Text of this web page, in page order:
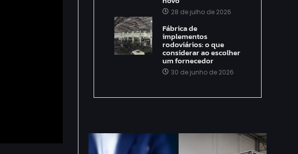
28 de julho de 2026
Fábrica de
implementos
rodoviários: o que
considerar ao escolher
um fornecedor
30 de junho de 2026